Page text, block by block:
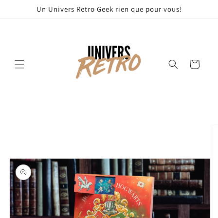
passerUn Univers Retro Geek rien que pour vous!
Panier